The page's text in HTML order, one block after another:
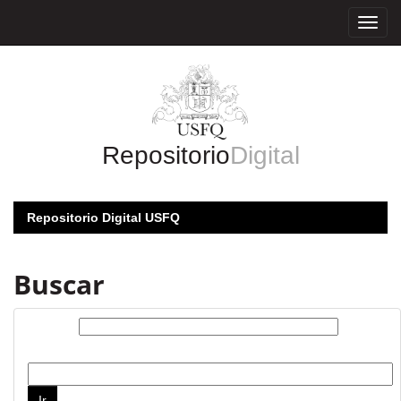
RepositorioDigital
Repositorio Digital USFQ
Buscar